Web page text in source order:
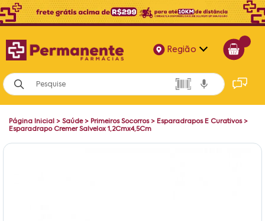
Região
Alagoas
Bahia
Página Inicial > Saúde> Primeiros Socorros> Esparadrapos E Curativos>
Esparadrapo Cremer Salvelox 1,2Cmx4,5Cm